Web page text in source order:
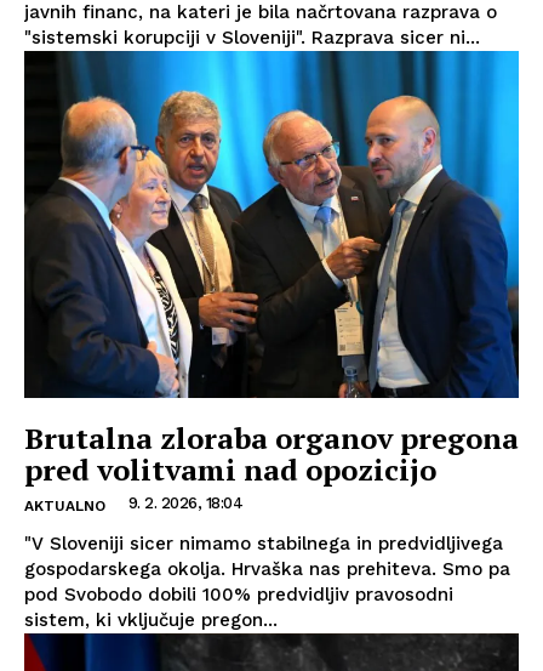
javnih financ, na kateri je bila načrtovana razprava o
"sistemski korupciji v Sloveniji". Razprava sicer ni...
Brutalna zloraba organov pregona
pred volitvami nad opozicijo
AKTUALNO 9. 2. 2026, 18:04
"V Sloveniji sicer nimamo stabilnega in predvidljivega
gospodarskega okolja. Hrvaška nas prehiteva. Smo pa
pod Svobodo dobili 100% predvidljiv pravosodni
sistem, ki vključuje pregon...